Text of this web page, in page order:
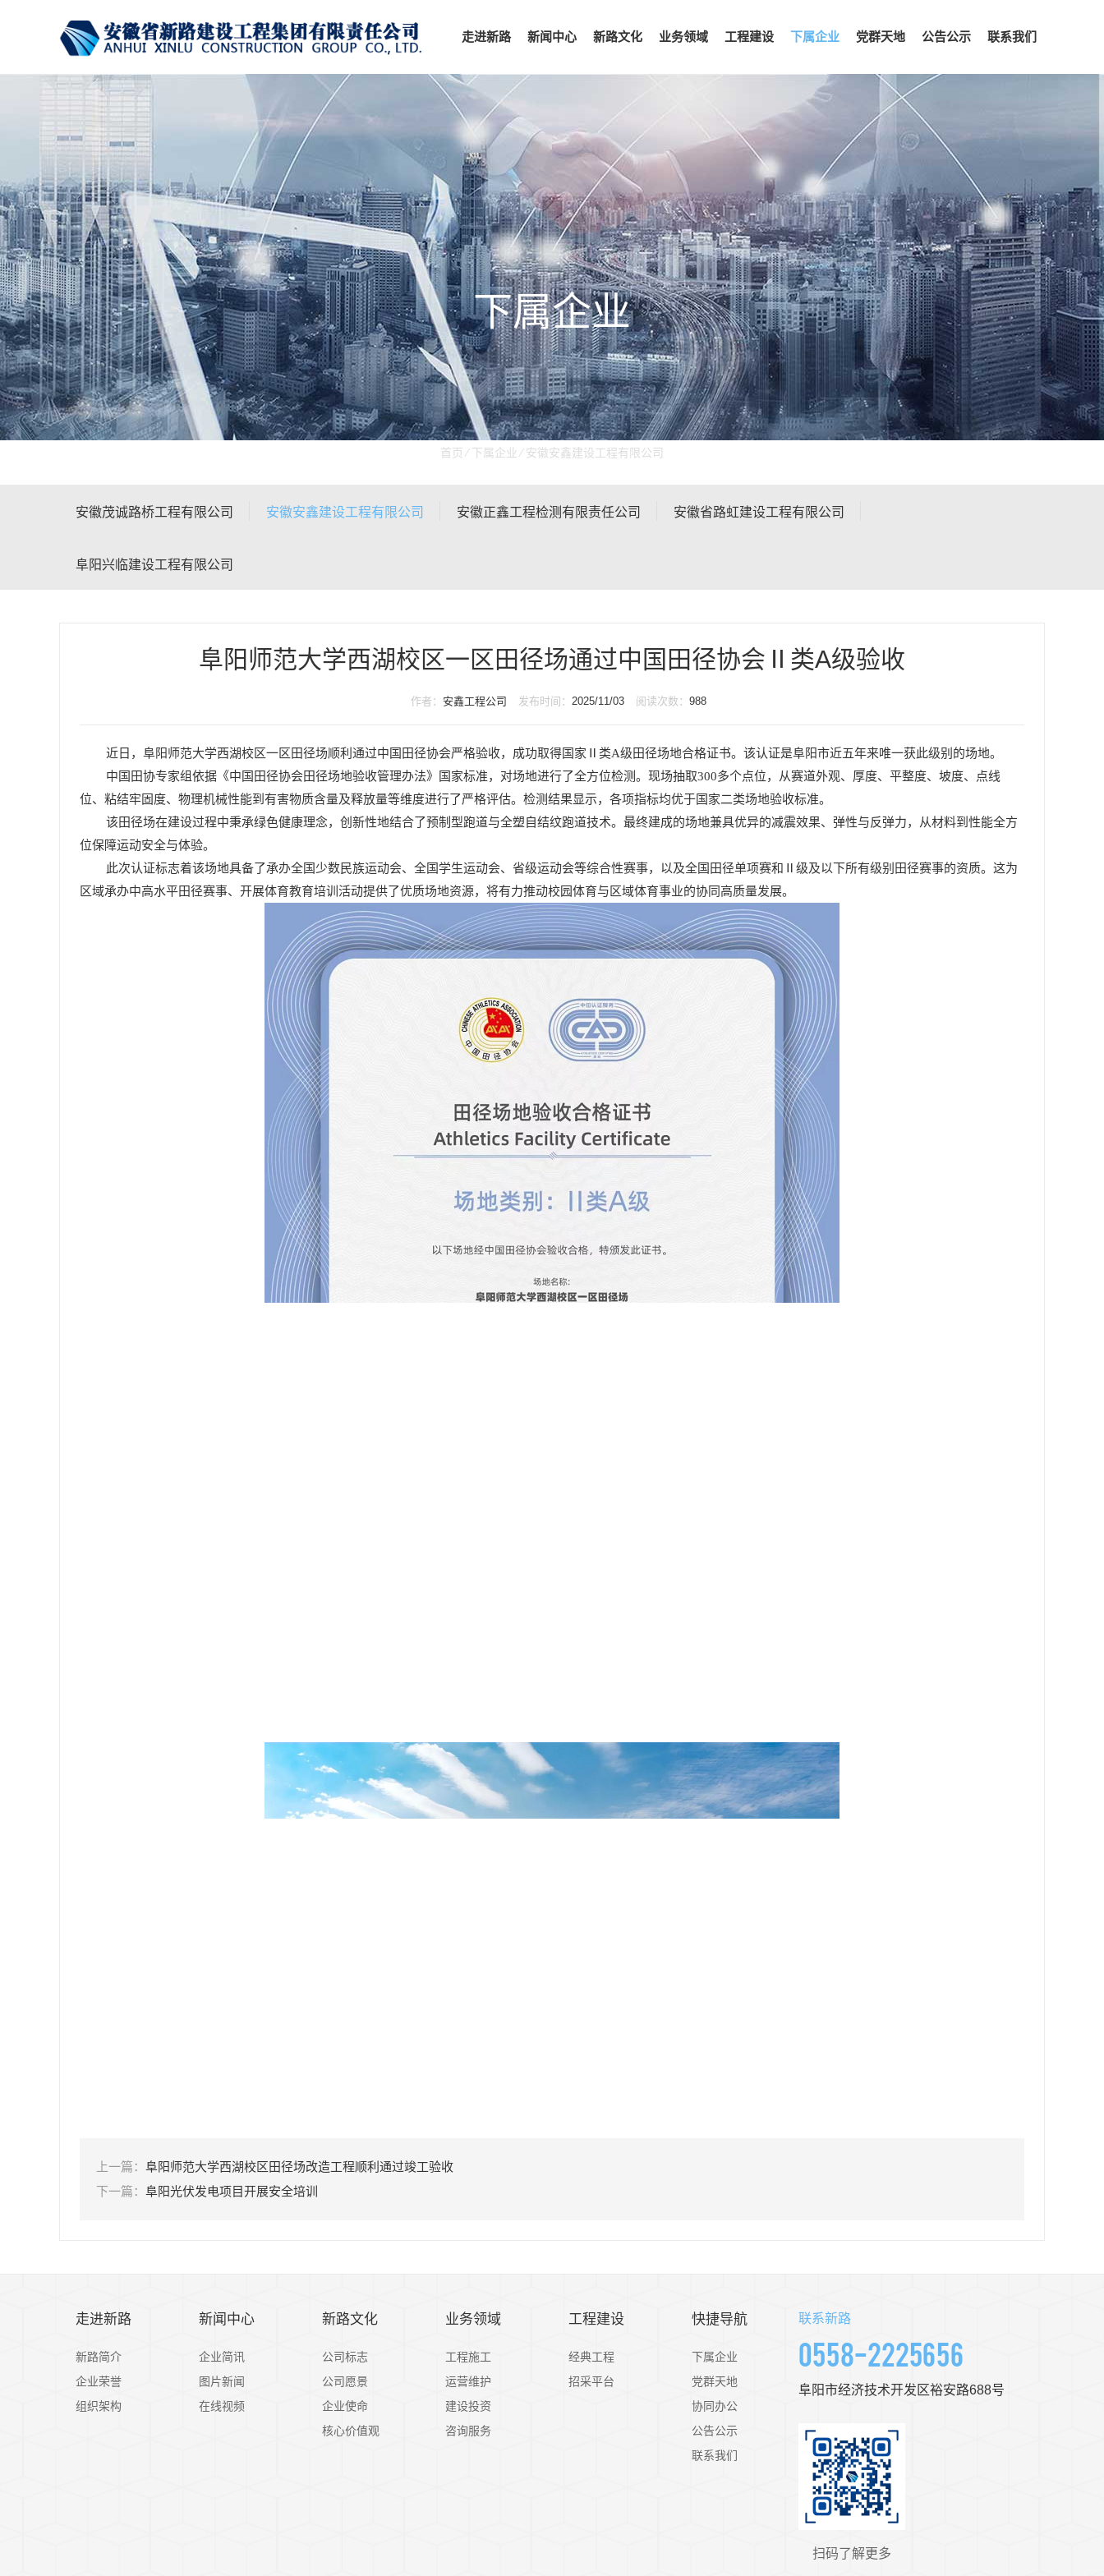
走进新路 新闻中心 新路文化 业务领域 工程建设 下属企业 党群天地 公告公示 联系我们
下属企业
首页⁄下属企业⁄安徽安鑫建设工程有限公司
安徽茂诚路桥工程有限公司 安徽安鑫建设工程有限公司 安徽正鑫工程检测有限责任公司 安徽省路虹建设工程有限公司
阜阳兴临建设工程有限公司
阜阳师范大学西湖校区一区田径场通过中国田径协会Ⅱ类A级验收
作者： 安鑫工程公司 发布时间： 2025/11/03 阅读次数： 988
近日，阜阳师范大学西湖校区一区田径场顺利通过中国田径协会严格验收，成功取得国家 Ⅱ类A级田径场地合格证书。该认证是阜阳市近五年来唯一获此级别的场地。
中国田协专家组依据《中国田径协会田径场地验收管理办法》国家标准，对场地进行了全方位检测。现场抽取300多个点位，从赛道外观、厚度、平整度、坡度、点线
位、粘结牢固度、物理机械性能到有害物质含量及释放量等维度进行了严格评估。检测结果显示，各项指标均优于国家二类场地验收标准。
该田径场在建设过程中秉承绿色健康理念，创新性地结合了预制型跑道与全塑自结纹跑道技术。最终建成的场地兼具优异的减震效果、弹性与反弹力，从材料到性能全方
位保障运动安全与体验。
此次认证标志着该场地具备了承办全国少数民族运动会、全国学生运动会、省级运动会等综合性赛事，以及全国田径单项赛和
Ⅱ级及以下所有级别田径赛事的资质。这为
区域承办中高水平田径赛事、开展体育教育培训活动提供了优质场地资源，将有力推动校园体育与区域体育事业的协同高质量发展。
上一篇： 阜阳师范大学西湖校区田径场改造工程顺利通过竣工验收
下一篇： 阜阳光伏发电项目开展安全培训
走进新路
新路简介
企业荣誉
组织架构
新闻中心
企业简讯
图片新闻
在线视频
新路文化
公司标志
公司愿景
企业使命
核心价值观
业务领域
工程施工
运营维护
建设投资
咨询服务
工程建设
经典工程
招采平台
快捷导航
下属企业
党群天地
协同办公
公告公示
联系我们
联系新路
0558-2225656
阜阳市经济技术开发区裕安路688号
扫码了解更多